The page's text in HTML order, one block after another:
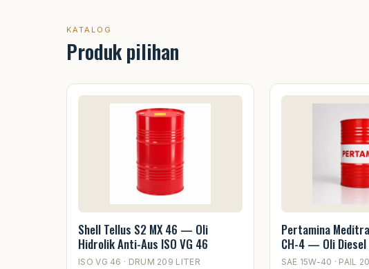
KATALOG
Produk pilihan
Shell Tellus S2 MX 46 — Oli
Hidrolik Anti-Aus ISO VG 46
ISO VG 46 · DRUM 209 LITER
Pertamina
CH-4 — Oli
SAE 15W-40 · PAIL